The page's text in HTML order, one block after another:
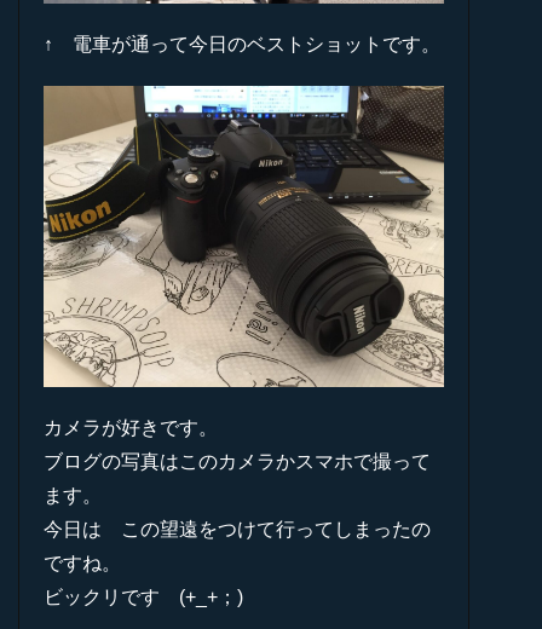
↑ 電車が通って今日のベストショットです。
カメラが好きです。
ブログの写真はこのカメラかスマホで撮って
ます。
今日は この望遠をつけて行ってしまったの
ですね。
ビックリです (+_+；)